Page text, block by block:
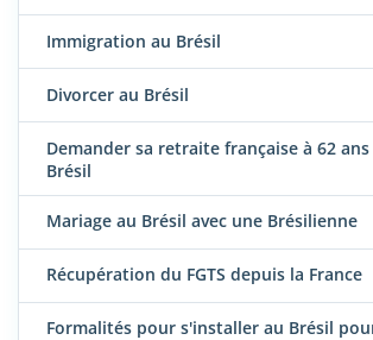
Immigration au Brésil
Divorcer au Brésil
Demander sa retraite française à 62
Brésil
Mariage au Brésil avec une Brésilienne
Récupération du FGTS depuis la France
Formalités pour s'installer au Brésil